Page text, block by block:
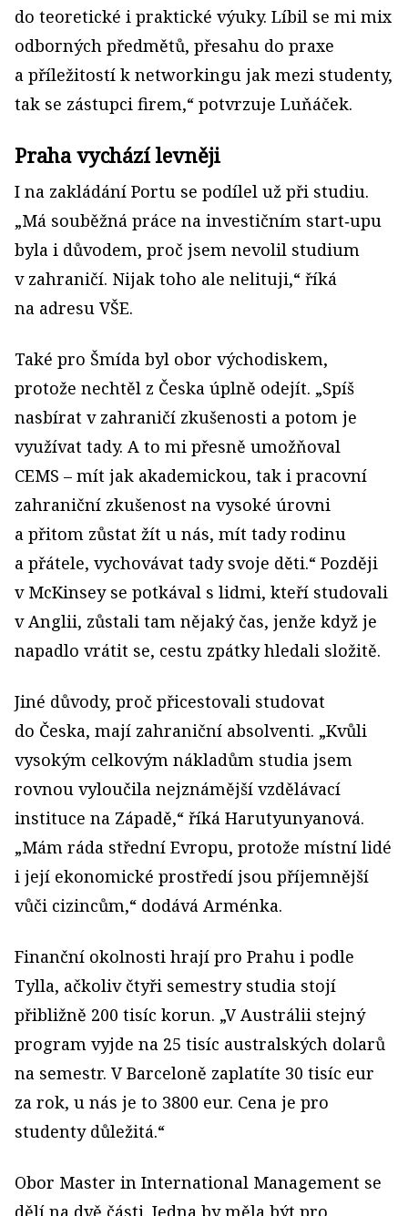
do teoretické i praktické výuky. Líbil se mi mix
odborných předmětů, přesahu do praxe
a příležitostí k net­workingu jak mezi studenty,
tak se zástupci firem,“ potvrzuje Luňáček.
Praha vychází levněji
I na zakládání Portu se podílel už při studiu.
„Má souběžná práce na investičním start‑upu
byla i důvodem, proč jsem nevolil studium
v zahraničí. Nijak toho ale nelituji,“ říká
na adresu VŠE.
Také pro Šmída byl obor východiskem,
protože nechtěl z Česka úplně odejít. „Spíš
nasbírat v zahraničí zkušenosti a potom je
využívat tady. A to mi přesně umožňoval
CEMS – mít jak akademickou, tak i pracovní
zahraniční zkušenost na vysoké úrovni
a přitom zůstat žít u nás, mít tady rodinu
a přátele, vychovávat tady svoje děti.“ Později
v McKinsey se potkával s lidmi, kteří studovali
v Anglii, zůstali tam nějaký čas, jenže když je
napadlo vrátit se, cestu zpátky hledali složitě.
Jiné důvody, proč přicestovali studovat
do Česka, mají zahraniční absolventi. „Kvůli
vysokým celkovým nákladům studia jsem
rovnou vyloučila nejznámější vzdělávací
instituce na Západě,“ říká Harutyunyanová.
„Mám ráda střední Evropu, protože místní lidé
i její ekonomické prostředí jsou příjemnější
vůči cizincům,“ dodává Arménka.
Finanční okolnosti hrají pro Prahu i podle
Tylla, ačkoliv čtyři semestry studia stojí
přibližně 200 tisíc korun. „V Austrálii stejný
program vyjde na 25 tisíc australských dolarů
na semestr. V Barceloně zaplatíte 30 tisíc eur
za rok, u nás je to 3800 eur. Cena je pro
studenty důležitá.“
Obor Master in International Mana­gement se
dělí na dvě části. Jedna by měla být pro